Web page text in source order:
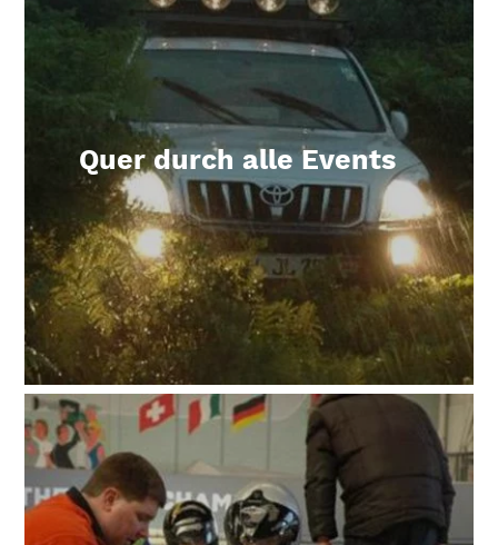
Quer durch alle Events
Mehr erfahren über Quer durch alle Events